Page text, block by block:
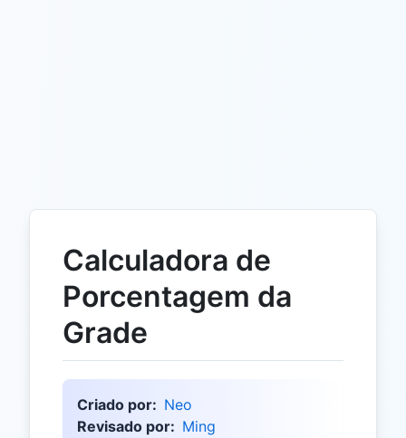
Calculadora de
Porcentagem da
Grade
Criado por: Neo
Revisado por: Ming